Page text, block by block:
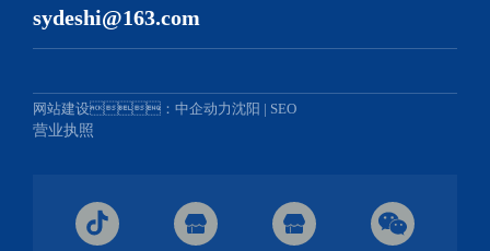
sydeshi@163.com
网站建设：中企动力沈阳 | SEO
营业执照